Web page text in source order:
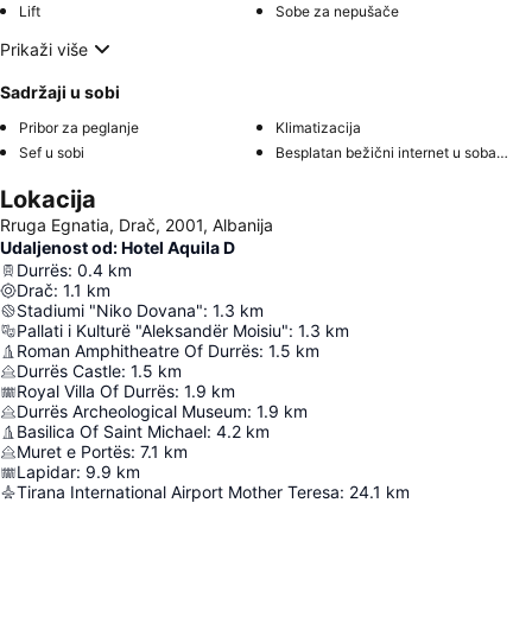
Lift
Sobe za nepušače
Prikaži više
Sadržaji u sobi
Pribor za peglanje
Klimatizacija
Sef u sobi
Besplatan bežični internet u sobama
Lokacija
Rruga Egnatia, Drač, 2001, Albanija
Udaljenost od: Hotel Aquila D
Durrës: 0.4 km
Drač: 1.1 km
Stadiumi "Niko Dovana": 1.3 km
Pallati i Kulturë "Aleksandër Moisiu": 1.3 km
Roman Amphitheatre Of Durrës: 1.5 km
Durrës Castle: 1.5 km
Royal Villa Of Durrës: 1.9 km
Durrës Archeological Museum: 1.9 km
Basilica Of Saint Michael: 4.2 km
Muret e Portës: 7.1 km
Lapidar: 9.9 km
Tirana International Airport Mother Teresa: 24.1 km